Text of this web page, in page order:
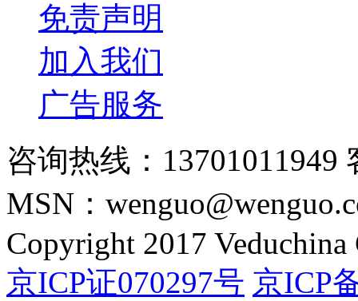
免责声明
加入我们
广告服务
咨询热线：13701011949
MSN：
Copyright 2017
京ICP证070297号 京ICP